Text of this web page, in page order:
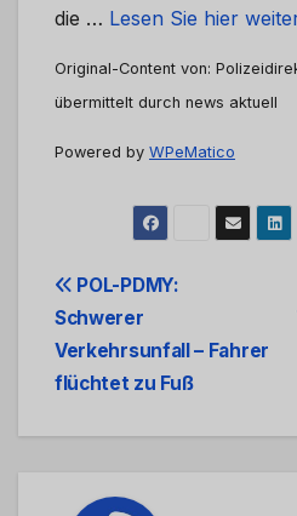
die … Lesen Sie hier
Original-Content von:
übermittelt durch news aktuell
Powered by WPeMatico
Beitrags-
Navigation
POL-PDMY:
Schwerer
Verkehrsunfall – Fahrer
flüchtet zu Fuß